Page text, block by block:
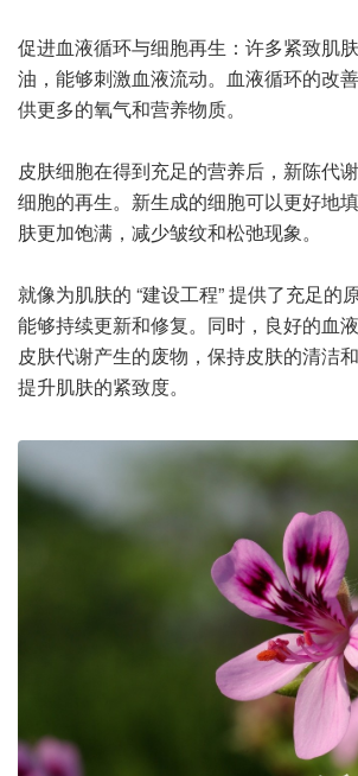
促进血液循环与细胞再生：许多紧致肌
油，能够刺激血液流动。血液循环的改
供更多的氧气和营养物质。
皮肤细胞在得到充足的营养后，新陈代
细胞的再生。新生成的细胞可以更好地
肤更加饱满，减少皱纹和松弛现象。
就像为肌肤的 “建设工程” 提供了充足的
能够持续更新和修复。同时，良好的血
皮肤代谢产生的废物，保持皮肤的清洁
提升肌肤的紧致度。